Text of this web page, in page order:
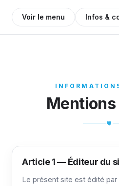
Voir le menu Infos &
Article 1 — Éditeur du
Le présent site est édité par